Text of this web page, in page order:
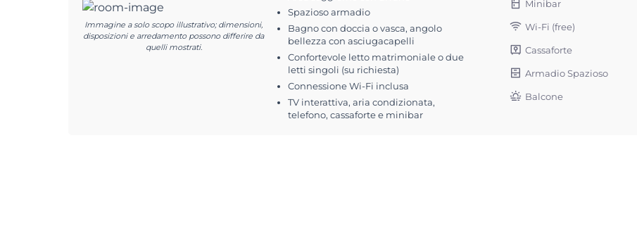
Immagine a solo scopo illustrativo; dimensioni,
disposizioni e arredamento possono differire da
quelli mostrati.
Spazioso armadio
Bagno con doccia o vasca, angolo
bellezza con asciugacapelli
Confortevole letto matrimoniale o due
letti singoli (su richiesta)
Connessione Wi-Fi inclusa
TV interattiva, aria condizionata,
telefono, cassaforte e minibar
Minibar
Wi-Fi (free)
Cassaforte
Armadio Spazioso
Balcone